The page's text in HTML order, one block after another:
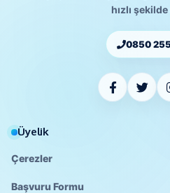
hızlı
0850
Üyelik
Çerezler
Başvuru Formu